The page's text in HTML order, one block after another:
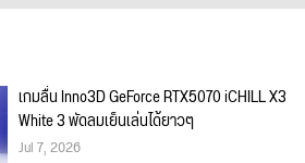
เกมลื่น Inno3D GeForce RTX5070 iCHILL X3
White 3 พัดลมเย็นเล่นได้ยาวๆ
Jul 7, 2026